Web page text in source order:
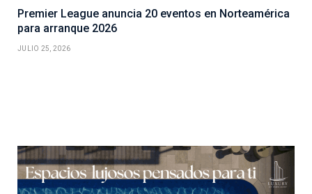
Premier League anuncia 20 eventos en Norteamérica
para arranque 2026
JULIO 25, 2026